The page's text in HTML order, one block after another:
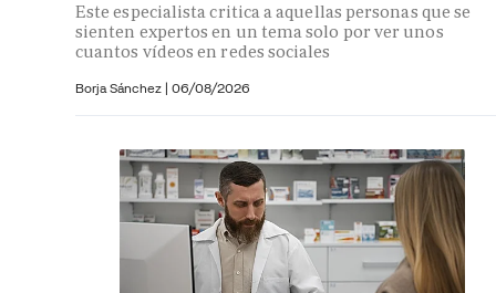
Este especialista critica a aquellas personas que se
sienten expertos en un tema solo por ver unos
cuantos vídeos en redes sociales
Borja Sánchez | 06/08/2026